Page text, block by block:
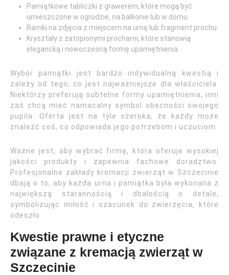
Pamiątkowe tabliczki z grawerem, które mogą być
umieszczone w ogrodzie, na balkonie lub w domu.
Ramki na zdjęcia z miejscem na urnę lub fragment prochu.
Kryształy z zatopionymi prochami, które stanowią
elegancką i nowoczesną formę upamiętnienia.
Wybór pamiątki jest bardzo indywidualną kwestią i
zależy od tego, co jest najważniejsze dla właściciela.
Niektórzy preferują subtelne formy upamiętnienia, inni
zaś chcą mieć namacalny symbol obecności swojego
pupila. Oferta jest na tyle szeroka, że każdy może
znaleźć coś, co odpowiada jego potrzebom i uczuciom.
Ważne jest, aby wybrać firmę, która oferuje wysokiej
jakości produkty i zapewnia fachowe doradztwo.
Profesjonalne zakłady kremacji zwierząt w Szczecinie
dbają o to, aby każda urna i pamiątka była wykonana z
największą starannością i dbałością o detale,
symbolizując miłość i szacunek do zwierzęcia, które
odeszło.
Kwestie prawne i etyczne
związane z kremacją zwierząt w
Szczecinie